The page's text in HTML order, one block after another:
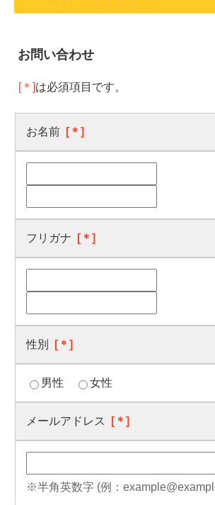
お問い合わせ
[＊]は必須項目です。
お名前 [＊]
フリガナ [＊]
性別 [＊]
男性 女性
メールアドレス [＊]
※半角英数字 (例：